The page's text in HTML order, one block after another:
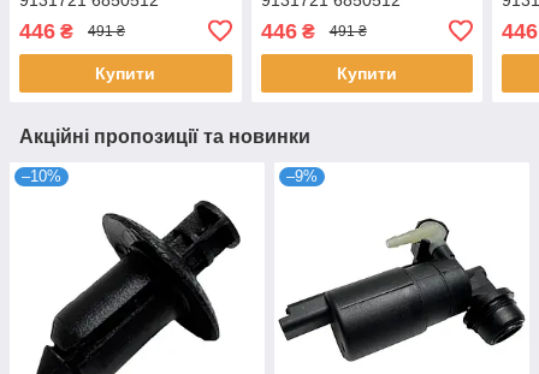
446 ₴ 491 ₴
Купити
446₴ 491 ₴
Купити
446
Акційні пропозиції та новинки
–10% –9%